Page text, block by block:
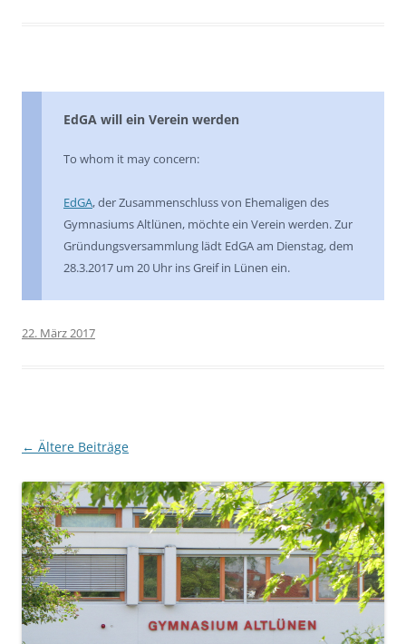
EdGA will ein Verein werden
To whom it may concern:
EdGA, der Zusammenschluss von Ehemaligen des
Gymnasiums Altlünen, möchte ein Verein werden. Zur
Gründungsversammlung lädt EdGA am Dienstag, dem
28.3.2017 um 20 Uhr ins Greif in Lünen ein.
22. März 2017
Beitragsnavigation
← Ältere Beiträge